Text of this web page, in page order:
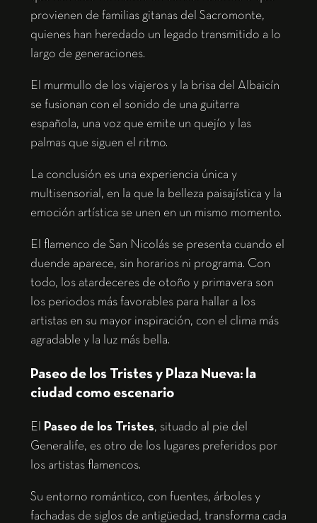
provienen de familias gitanas del Sacromonte,
quienes han heredado un legado transmitido a lo
largo de generaciones.
El murmullo de los viajeros y la brisa del Albaicín
se fusionan con el sonido de una guitarra
española, una voz que emite un quejío y las
palmas que siguen el ritmo.
La conclusión es una experiencia única y
multisensorial, en la que la belleza paisajística y la
emoción artística se unen en un mismo momento.
El flamenco de San Nicolás se presenta cuando el
duende aparece, sin horarios ni programa. Con
todo, los atardeceres de otoño y primavera son
los periodos más favorables para hallar a los
artistas en su mayor inspiración, con el clima más
agradable y la luz más bella.
Paseo de los Tristes y Plaza Nueva: la
ciudad como escenario
El Paseo de los Tristes, situado al pie del
Generalife, es otro de los lugares preferidos por
los artistas flamencos.
Su entorno romántico, con fuentes, árboles y
fachadas de siglos de antigüedad, transforma cada